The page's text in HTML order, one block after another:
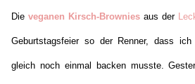
Dieveganen Kirsch-Brownies aus der
Geburtstagsfeier so der Renner, dass
gleich noch einmal backen musste.